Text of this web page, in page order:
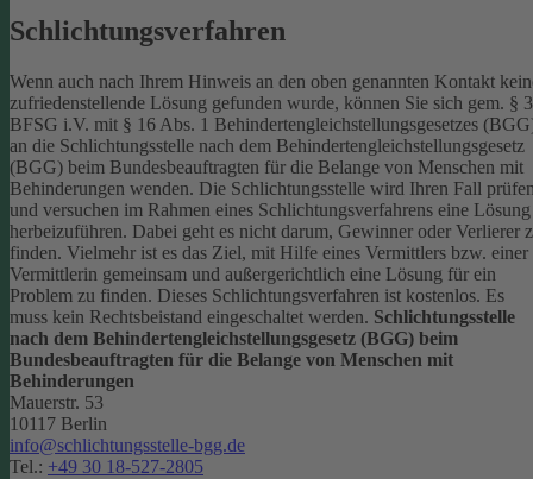
Schlichtungsverfahren
Wenn auch nach Ihrem Hinweis an den oben genannten Kontakt
zufriedenstellende Lösung gefunden wurde, können Sie sich gem. §
BFSG i.V. mit § 16 Abs. 1 Behindertengleichstellungsgesetzes
an die Schlichtungsstelle nach dem Behindertengleichstellungsgesetz
(BGG) beim Bundesbeauftragten für die Belange von Menschen mit
Behinderungen wenden. Die Schlichtungsstelle wird Ihren Fall
und versuchen im Rahmen eines Schlichtungsverfahrens eine Lösung
herbeizuführen. Dabei geht es nicht darum, Gewinner oder Verlierer
finden. Vielmehr ist es das Ziel, mit Hilfe eines Vermittlers bzw. einer
Vermittlerin gemeinsam und außergerichtlich eine Lösung für ein
Problem zu finden. Dieses Schlichtungsverfahren ist kostenlos. Es
muss kein Rechtsbeistand eingeschaltet werden. Schlichtungsstelle
nach dem Behindertengleichstellungsgesetz (BGG) beim
Bundesbeauftragten für die Belange von Menschen mit
Behinderungen
Mauerstr. 53
10117 Berlin
info@schlichtungsstelle-bgg.de
Tel.: +49 30 18-527-2805